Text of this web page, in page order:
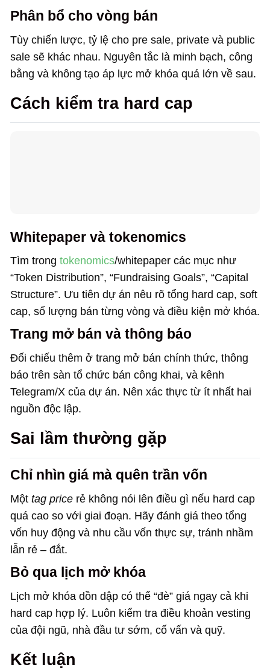
Phân bổ cho vòng bán
Tùy chiến lược, tỷ lệ cho pre sale, private và public
sale sẽ khác nhau. Nguyên tắc là minh bạch, công
bằng và không tạo áp lực mở khóa quá lớn về sau.
Cách kiểm tra hard cap
Whitepaper và tokenomics
Tìm trong tokenomics/whitepaper các mục như
“Token Distribution”, “Fundraising Goals”, “Capital
Structure”. Ưu tiên dự án nêu rõ tổng hard cap, soft
cap, số lượng bán từng vòng và điều kiện mở khóa.
Trang mở bán và thông báo
Đối chiếu thêm ở trang mở bán chính thức, thông
báo trên sàn tổ chức bán công khai, và kênh
Telegram/X của dự án. Nên xác thực từ ít nhất hai
nguồn độc lập.
Sai lầm thường gặp
Chỉ nhìn giá mà quên trần vốn
Một tag price rẻ không nói lên điều gì nếu hard cap
quá cao so với giai đoạn. Hãy đánh giá theo tổng
vốn huy động và nhu cầu vốn thực sự, tránh nhầm
lẫn rẻ – đắt.
Bỏ qua lịch mở khóa
Lịch mở khóa dồn dập có thể “đè” giá ngay cả khi
hard cap hợp lý. Luôn kiểm tra điều khoản vesting
của đội ngũ, nhà đầu tư sớm, cố vấn và quỹ.
Kết luận